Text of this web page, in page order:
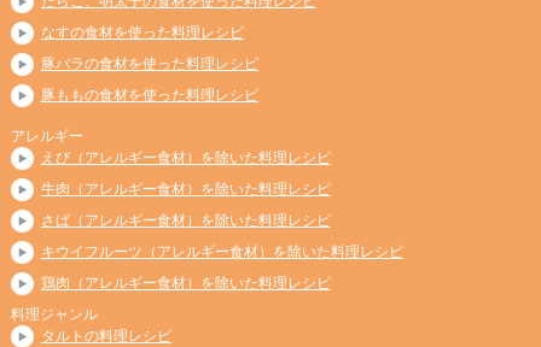
なすの食材を使った料理レシピ
豚バラの食材を使った料理レシピ
豚ももの食材を使った料理レシピ
アレルギー
えび（アレルギー食材）を除いた料理レシピ
牛肉（アレルギー食材）を除いた料理レシピ
さば（アレルギー食材）を除いた料理レシピ
キウイフルーツ（アレルギー食材）を除いた料理レシピ
鶏肉（アレルギー食材）を除いた料理レシピ
料理ジャンル
タルトの料理レシピ